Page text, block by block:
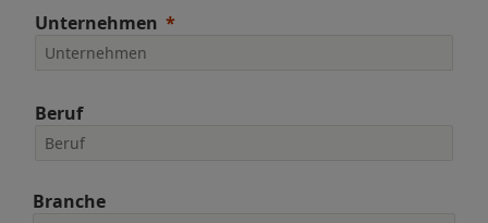
Unternehmen
Beruf
Branche